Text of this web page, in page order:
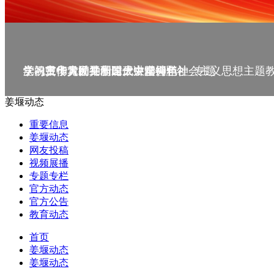
庆祝中华人民共和国成立75周年
学习贯彻党的二十届三中全会精神_专题
党的二十大精神理论大讲堂--理论
学习宣传贯彻党的二十大精神
学习贯彻习近平新时代中国特色社会主义思想主题
姜堰动态
重要信息
姜堰动态
网友投稿
视频展播
专题专栏
官方动态
官方公告
教育动态
首页
姜堰动态
姜堰动态